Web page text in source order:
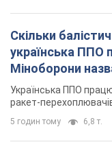
Скільки
українська ППО
Міноборони
Українська ППО
ракет-
5 годин тому 6,8 т.